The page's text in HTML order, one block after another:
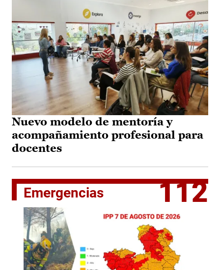
Nuevo modelo de mentoría y
acompañamiento profesional para
docentes
Emergencias 112